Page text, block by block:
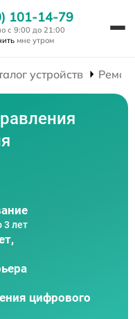
101-14-79
с 9:00 до 21:00
мне утром
устройств
3 лет
цифрового